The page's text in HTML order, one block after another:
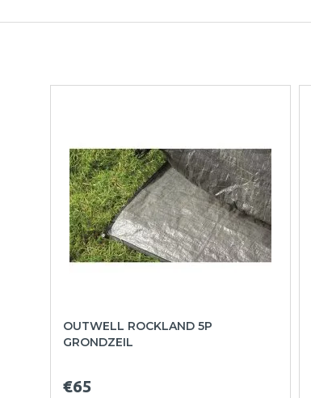
OUTWELL ROCKLAND 5P
GRONDZEIL
€65